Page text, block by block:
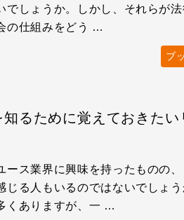
でしょうか。しかし、それらが
の仕組みをどう …
ブ
ース業界に興味を持ったものの
じる人もいるのではないでしょ
くありますが、一 …